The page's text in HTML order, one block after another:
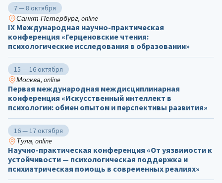
7 — 8 октября
Санкт-Петербург, online
IX Международная научно-практическая
конференция «Герценовские чтения:
психологические исследования в образовании»
15 — 16 октября
Москва, online
Первая международная междисциплинарная
конференция «Искусственный интеллект в
психологии: обмен опытом и перспективы развития»
16 — 17 октября
Тула, online
Научно-практическая конференция «От уязвимости к
устойчивости — психологическая поддержка и
психиатрическая помощь в современных реалиях»